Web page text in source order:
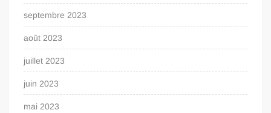
septembre 2023
août 2023
juillet 2023
juin 2023
mai 2023